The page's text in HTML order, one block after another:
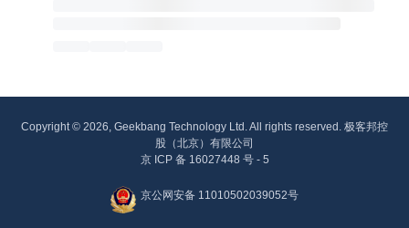
Copyright © 2026, Geekbang Technology Ltd. All rights reserved. 极客邦控
股（北京）有限公司
京 ICP 备 16027448 号 - 5
京公网安备 11010502039052号